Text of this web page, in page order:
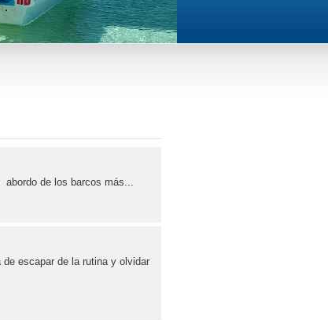
de los barcos más...
escapar de la rutina y olvidar